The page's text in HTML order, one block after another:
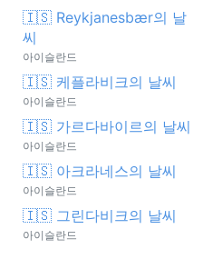
🇮🇸 Reykjanesbær의 날
씨
아이슬란드
🇮🇸 케플라비크의 날씨
아이슬란드
🇮🇸 가르다바이르의 날씨
아이슬란드
🇮🇸 아크라네스의 날씨
아이슬란드
🇮🇸 그린다비크의 날씨
아이슬란드